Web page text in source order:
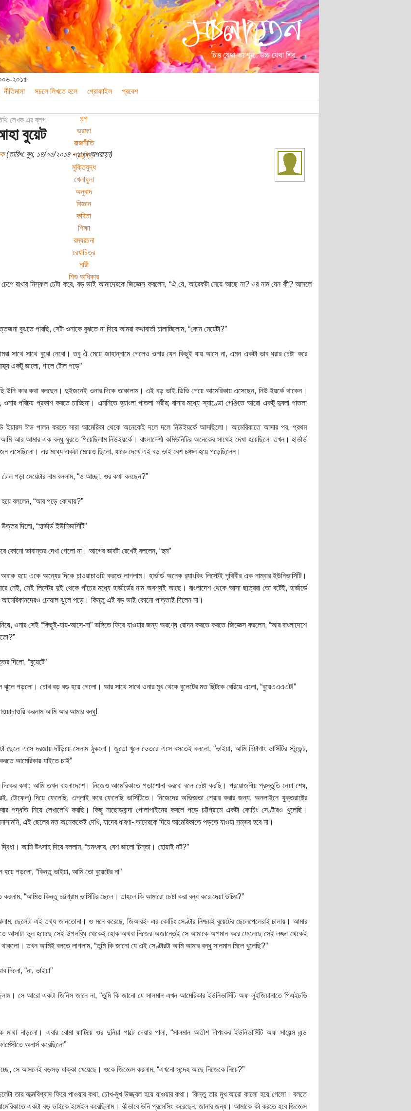
২০১৫
নীতিমালা সচলে লিখতে হলে প্রোফাইল প্রবেশ
গল্প
ভ্রমণ
রাজনীতি
প্রযুক্তি
মুক্তিযুদ্ধ
খেলাধুলা
অনুবাদ
বিজ্ঞান
কবিতা
শিক্ষা
রম্যরচনা
রেখাচিত্র
নারী
শিশু অধিকার
লেখক এর ব্লগ
বুয়েট
(তারিখ: বুধ, ১৪/০৫/২০১৪ - ১:৩০অপরাহ্ন)
রাখার নিস্ফল চেষ্টা করে, বড় ভাই আমাদেরকে জিজ্ঞেস করলেন, “ঐ যে, আরেকটা মেয়ে আছে না? ওর নাম যেন কী? আসলে
বুঝতে পারছি, সেটা ওনাকে বুঝতে না দিয়ে আমরা কথাবার্তা চালাচ্ছিলাম, “কোন মেয়েটা?”
সাথে সাথে বুঝে নেবো। তবু ঐ মেয়ে জাহান্নামে গেলেও ওনার যেন কিছুই যায় আসে না, এমন একটা ভাব ধরার চেষ্টা করে
একটু ভালো, গালে টোল পড়ে”
উনি কার কথা বলছেন। দুইজনেই ওনার দিকে তাকালাম। এই বড় ভাই ডিভি পেয়ে আমেরিকায় এসেছেন, নিউ ইয়র্কে থাকেন।
ওনার পরিচয় প্রকাশ করতে চাচ্ছিনা। এমনিতে হ্যাংলা পাতলা শরীর; বাসার মধ্যে স্যাণ্ডো গেঞ্জিতে আরো একটু দুবলা পাতলা
ইয়ারস ঈভ পালন করতে সারা আমেরিকা থেকে অনেকেই দলে দলে নিউইয়র্কে আসছিলো। আমেরিকাতে আসার পর, প্রথম
আমি আর আমার এক বন্ধু ঘুরতে গিয়েছিলাম নিউইয়র্কে। বাংলাদেশী কমিউনিটির অনেকের সাথেই দেখা হয়েছিলো তখন। হার্ভার্ড
এসেছিলো। এর মধ্যে একটা মেয়েও ছিলো, যাকে দেখে এই বড় ভাই বেশ চঞ্চল হয়ে পড়েছিলেন।
পড়া মেয়েটার নাম বললাম, “ও আচ্ছা, ওর কথা বলছেন?”
হয়ে বললেন, “আর পড়ে কোথায়?”
দিলো, “হার্ভার্ড ইউনিভার্সিটি”
কোনো ভাবান্তর দেখা গেলো না। আগের ভাবটা রেখেই বললেন, “হুম”
হয়ে একে অন্যের দিকে চাওয়াচাওয়ি করতে লাগলাম। হার্ভার্ড অনেক র‍্যাংকিং লিস্টেই পৃথিবীর এক নাম্বার ইউনিভার্সিটি।
নেই, সেই লিস্টের দুই থেকে পাঁচের মধ্যে হার্ভার্ডের নাম অবশ্যই আছে। বাংলাদেশ থেকে আসা ছাত্ররা তো বটেই, হার্ভার্ডে
চোয়াল ঝুলে পড়ে। কিন্তু এই বড় ভাই কোনো পাত্তাই দিলেন না।
ওনার সেই “কিছুই-যায়-আসে-না” ভঙ্গিতে ফিরে যাওয়ার জন্য অরণ্যে রোদন করতে করতে জিজ্ঞেস করলেন, “আর বাংলাদেশে
দিলো, “বুয়েটে”
ঝুলে পড়লো। চোখ বড় বড় হয়ে গেলো। আর সাথে সাথে ওনার মুখ থেকে বুলেটের মত ছিটকে বেরিয়ে এলো, “বুয়েএএএএট!”
করলাম আমি আর আমার বন্ধু!
ছেলে এসে দরজায় দাঁড়িয়ে সেলাম ঠুকলো। জুতো খুলে ভেতরে এসে বসতেই বললো, “ভাইয়া, আমি চিটাগাং ভার্সিটির স্টুডেন্ট,
আমেরিকায় যাইতে চাই”
কথা; আমি তখন বাংলাদেশে। নিজেও আমেরিকাতে পড়াশোনা করবো বলে চেষ্টা করছি। প্রয়োজনীয় প্রস্তুতি নেয়া শেষ,
টোফেল) দিয়ে ফেলেছি, এপ্লাই করে ফেলেছি ভার্সিটিতে। নিজেদের অভিজ্ঞতা শেয়ার করার জন্য, অনলাইনে যুক্তরাষ্ট্রে
পদ্ধতি নিয়ে লেখালেখি করছি। কিছু নাছোড়বান্দা পোলাপাইনের কবলে পড়ে চট্টগ্রামে একটা কোচিং সেণ্টারও খুলেছি।
এই ছেলের মত অনেককেই দেখি, যাদের ধারণা- তাদেরকে দিয়ে আমেরিকাতে পড়তে যাওয়া সম্ভব হবে না।
আমি উৎসাহ দিয়ে বললাম, “চমৎকার, বেশ ভালো চিন্তা। হোয়াই নট?”
হয়ে পড়লো, “কিন্তু ভাইয়া, আমি তো বুয়েটের না”
“আমিও কিন্তু চট্টগ্রাম ভার্সিটির ছেলে। তাহলে কি আমারো চেষ্টা করা বন্ধ করে দেয়া উচিৎ?”
ছেলেটা এই তথ্য জানতোনা। ও মনে করেছে, জিআরই- এর কোচিং সেণ্টার নিশ্চয়ই বুয়েটের ছেলেপেলেরাই চালায়। আমার
আসাটা ভুল হয়েছে সেই উপলব্ধি থেকেই হোক অথবা নিজের অজান্তেই সে আমাকে অপমান করে ফেলেছে সেই লজ্জা থেকেই
তখন আমিই বলতে লাগলাম, “তুমি কি জানো যে এই সেণ্টারটা আমি আমার বন্ধু সালমান মিলে খুলেছি?”
দিলো, “না, ভাইয়া”
সে আরো একটা জিনিস জানে না, “তুমি কি জানো যে সালমান এখন আমেরিকার ইউনিভার্সিটি অফ লুইজিয়ানাতে পিএইচডি
নাড়লো। এবার বোমা ফাটিয়ে ওর দুনিয়া পাল্টে দেয়ার পালা, “সালমান অতীশ দীপংকর ইউনিভার্সিটি অফ সায়েন্স এন্ড
অনার্স করেছিলো”
সে আসলেই বড়সড় ধাক্কা খেয়েছে। ওকে জিজ্ঞেস করলাম, “এখনো সন্দেহ আছে নিজেকে নিয়ে?”
তার আত্মবিশ্বাস ফিরে পাওয়ার কথা, চোখ-মুখ উজ্জ্বল হয়ে যাওয়ার কথা। কিন্তু তার মুখ আরো কালো হয়ে গেলো। বলতে
একটা বড় ভাইকে ইমেইল করেছিলাম। কীভাবে উনি প্রসেসিং করেছেন, জানার জন্য। আমাকে কী করতে হবে জিজ্ঞেস